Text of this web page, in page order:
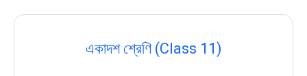
একাদশ শ্রেণি (Class 11)